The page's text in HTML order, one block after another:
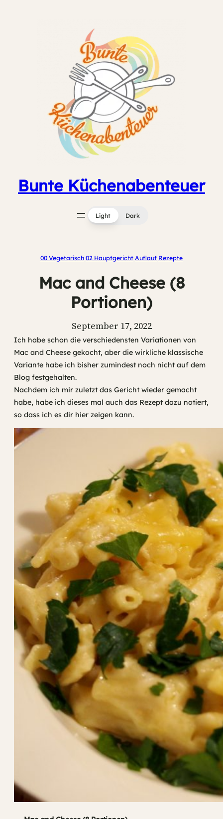
Bunte Küchenabenteuer
Light Dark
00 Vegetarisch 02 Hauptgericht Auflauf Rezepte
Mac and Cheese (8
Portionen)
September 17, 2022
Ich habe schon die verschiedensten Variationen von
Mac and Cheese gekocht, aber die wirkliche klassische
Variante habe ich bisher zumindest noch nicht auf dem
Blog festgehalten.
Nachdem ich mir zuletzt das Gericht wieder gemacht
habe, habe ich dieses mal auch das Rezept dazu notiert,
so dass ich es dir hier zeigen kann.